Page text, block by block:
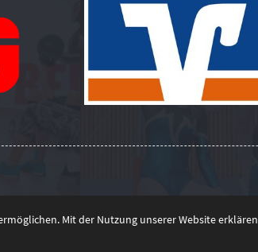
Mit der Nutzung unserer Website